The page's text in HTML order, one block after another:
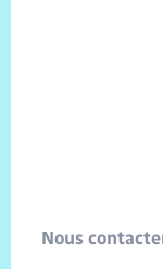
Nous